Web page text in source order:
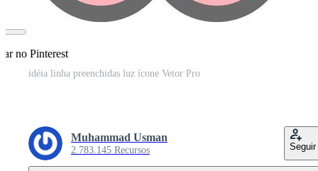
no Pinterest
idéia linha preenchidas luz ícone Vetor Pro
Muhammad Usman
2.783.145 Recursos Seguir